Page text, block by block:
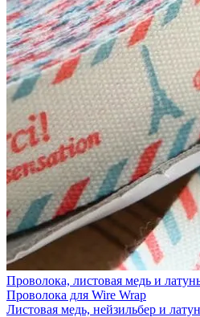
Проволока, листовая медь и
Проволока для Wire Wrap
Листовая медь, нейзильбер и